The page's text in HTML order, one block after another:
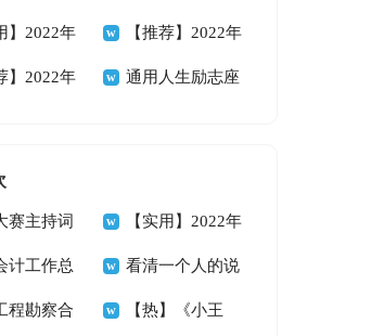
锦38条 性人生格言集合56
句
】2022年
句摘录
【推荐】2022年
励志座右铭汇编94
】2022年 通用人生励志座
赛主持词 【实用】2022年
悲伤唯美句子集合
39条
计工作总 看清一个人的说
说
程勘察合 【热】《小王